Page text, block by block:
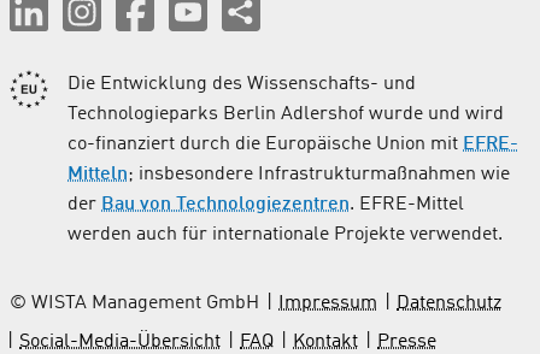
Die Entwicklung des Wissenschafts- und
Technologieparks Berlin Adlershof wurde und wird
co-finanziert durch die Europäische Union mit EFRE-
Mitteln; insbesondere Infrastrukturmaßnahmen wie
der Bau von Technologiezentren. EFRE-Mittel
werden auch für internationale Projekte verwendet.
© WISTA Management GmbH Impressum
Datenschutz
Social-Media-Übersicht
FAQ Kontakt
Presse